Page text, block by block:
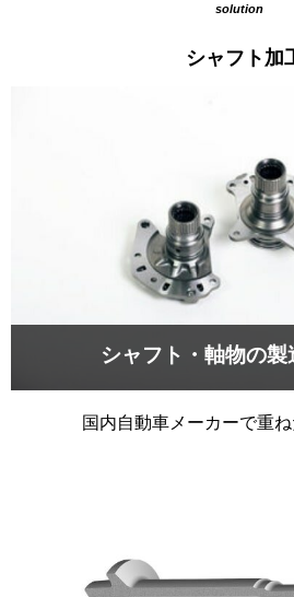
solution
シャフト加
シャフト・軸物の製
国内自動車メーカーで重